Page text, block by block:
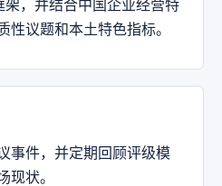
，并结合中国企业经营特
议题和本土特色指标。
事件，并定期回顾评级模
现状。